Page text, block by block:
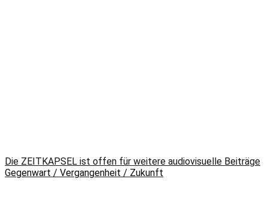
Die ZEITKAPSEL ist offen für weitere audiovisuelle Beiträge
Gegenwart / Vergangenheit / Zukunft